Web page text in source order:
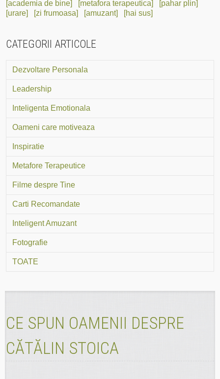
[academia de bine] [metafora terapeutica]
[pahar plin]
[urare]
[zi frumoasa] [amuzant] [hai sus]
CATEGORII ARTICOLE
Dezvoltare Personala
Leadership
Inteligenta Emotionala
Oameni care motiveaza
Inspiratie
Metafore Terapeutice
Filme despre Tine
Carti Recomandate
Inteligent Amuzant
Fotografie
TOATE
CE SPUN OAMENII DESPRE
CĂTĂLIN STOICA